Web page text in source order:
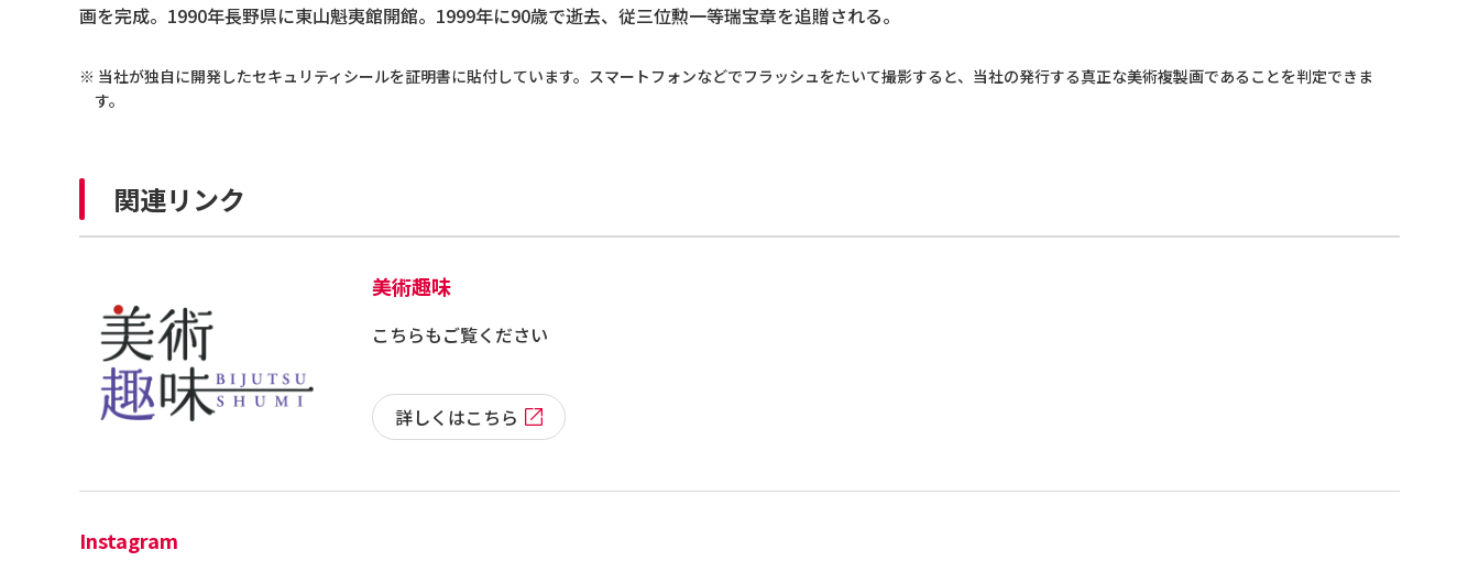
画を完成。1990年長野県に東山魁夷館開館。1999年に90歳で逝去、従三位勲一等瑞宝章を追贈される。
※ 当社が独自に開発したセキュリティシールを証明書に貼付しています。スマートフォンなどでフラッシュをたいて撮影すると、当社の発行する真正な美術複製画であることを判定できま
す。
関連リンク
美術趣味
こちらもご覧ください
詳しくはこちら
Instagram